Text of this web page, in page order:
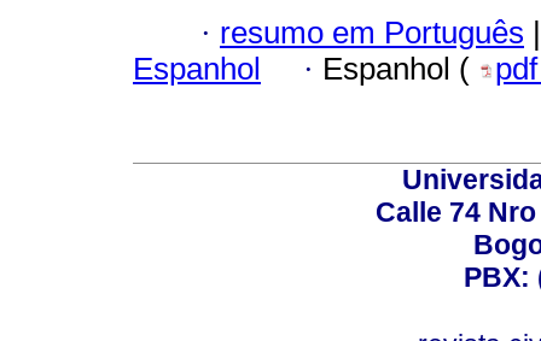
· resumo em Português |
Espanhol
· Espanhol (
Calle 74
PBX: